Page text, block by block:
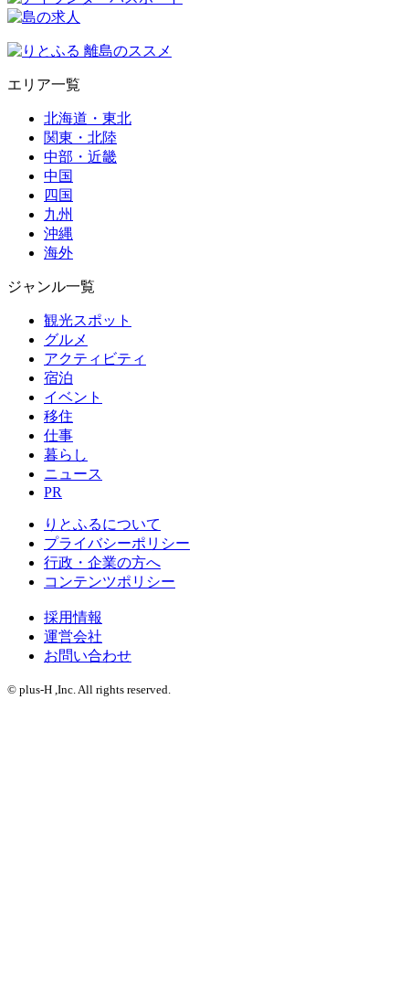
エリア一覧
北海道・東北
関東・北陸
中部・近畿
中国
四国
九州
沖縄
海外
ジャンル一覧
観光スポット
グルメ
アクティビティ
宿泊
イベント
移住
仕事
暮らし
ニュース
PR
りとふるについて
プライバシーポリシー
行政・企業の方へ
コンテンツポリシー
採用情報
運営会社
お問い合わせ
© plus-H ,Inc. All rights reserved.